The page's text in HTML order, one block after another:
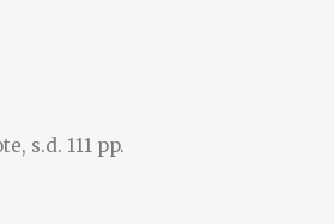
s.d. 111 pp.